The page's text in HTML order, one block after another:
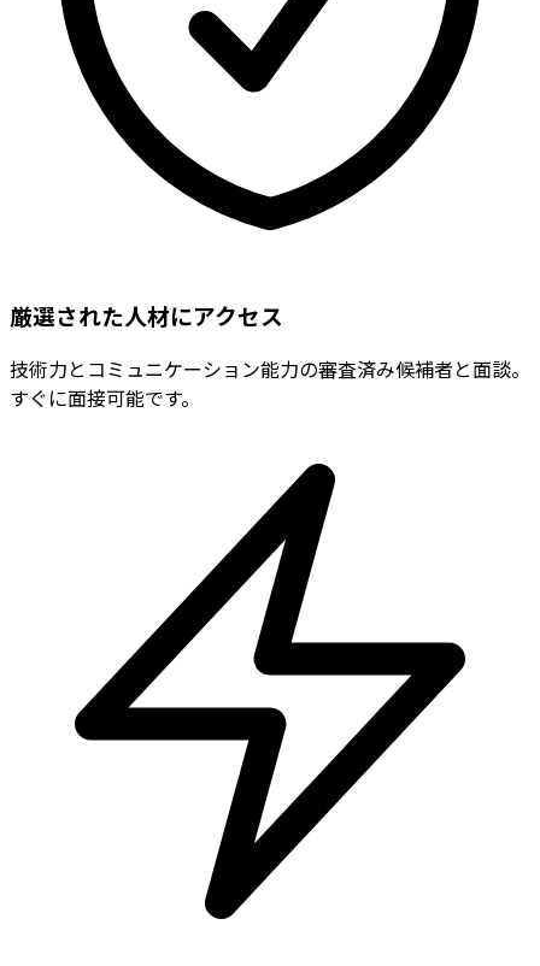
厳選された人材にアクセス
技術力とコミュニケーション能力の審査済み候補者と面談。
すぐに面接可能です。